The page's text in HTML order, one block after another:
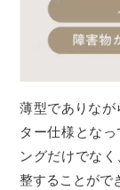
薄型でありな
ター仕様とな
ングだけでな
整することがで